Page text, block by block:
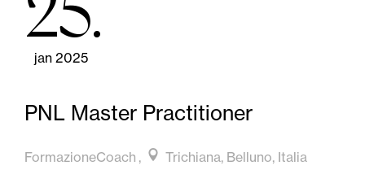
25
jan 2025
PNL Master Practitioner
FormazioneCoach Trichiana, Belluno, Italia